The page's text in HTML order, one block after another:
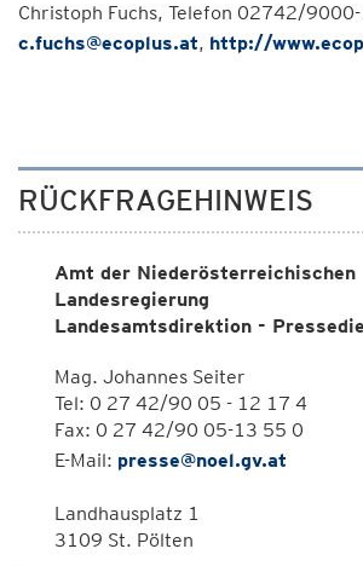
Christoph Fuchs, Telefon 02742/
c.fuchs@ecoplus.at, http://
RÜCKFRAGEHINWEIS
Amt der Niederösterreichischen
Landesregierung
Landesamtsdirektion -
Mag. Johannes Seiter
Tel: 0 27 42/90 05 - 12 17 4
Fax: 0 27 42/90 05-13 55 0
E-Mail: presse@noel.gv.at
Landhausplatz 1
3109 St. Pölten